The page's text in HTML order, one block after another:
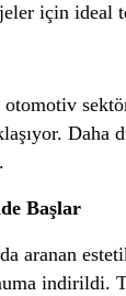
için ideal
otomotiv
Daha
Başlar
aranan
indirildi.